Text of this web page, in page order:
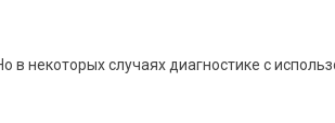
в некоторых случаях диагностике с